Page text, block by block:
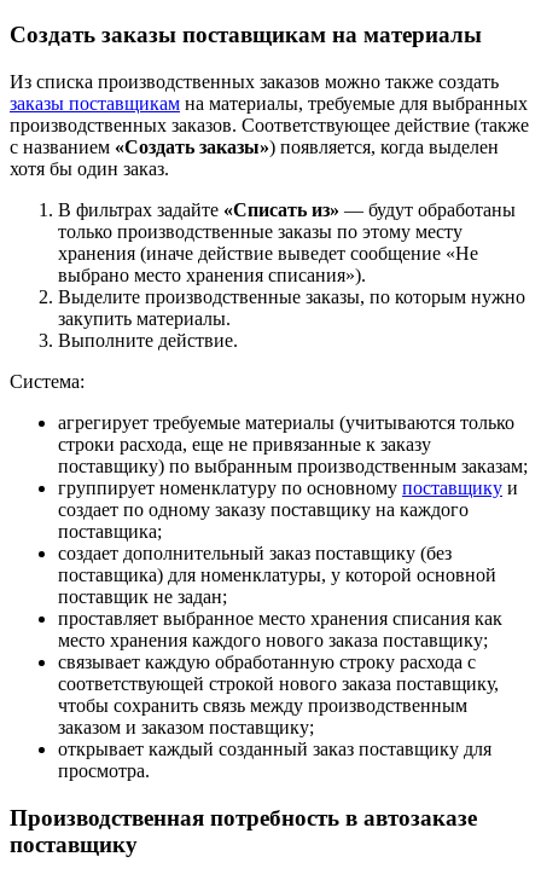
Создать заказы поставщикам на материалы
Из списка производственных заказов можно также создать
заказы поставщикам на материалы, требуемые для выбранных
производственных заказов. Соответствующее действие (также
с названием «Создать заказы») появляется, когда выделен
хотя бы один заказ.
В фильтрах задайте «Списать из» — будут обработаны
только производственные заказы по этому месту
хранения (иначе действие выведет сообщение «Не
выбрано место хранения списания»).
Выделите производственные заказы, по которым нужно
закупить материалы.
Выполните действие.
Система:
агрегирует требуемые материалы (учитываются только
строки расхода, еще не привязанные к заказу
поставщику) по выбранным производственным заказам;
группирует номенклатуру по основному поставщику и
создает по одному заказу поставщику на каждого
поставщика;
создает дополнительный заказ поставщику (без
поставщика) для номенклатуры, у которой основной
поставщик не задан;
проставляет выбранное место хранения списания как
место хранения каждого нового заказа поставщику;
связывает каждую обработанную строку расхода с
соответствующей строкой нового заказа поставщику,
чтобы сохранить связь между производственным
заказом и заказом поставщику;
открывает каждый созданный заказ поставщику для
просмотра.
Производственная потребность в автозаказе
поставщику